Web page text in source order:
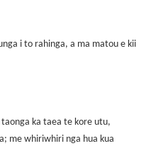
i to rahinga, a ma matou e kii
ka taea te kore utu,
me whiriwhiri nga hua kua